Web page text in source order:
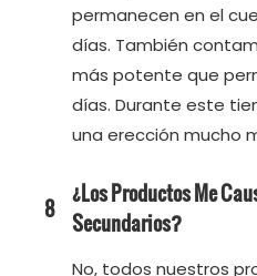
permanecen en el
días. También
más potente que
días. Durante este
una erección mucho
8 ¿Los Productos Me
Secundarios?
No, todos nuestros